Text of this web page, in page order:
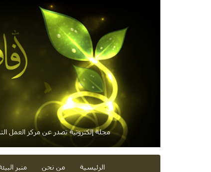
مجلة إلكترونية تصدر عن مركز العمل
الرئيسية من نحن منبر